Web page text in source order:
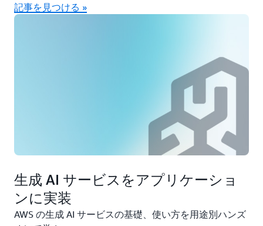
記事を見つける »
生成 AI サービスをアプリケーショ
ンに実装
AWS の生成 AI サービスの基礎、使い方を用途別ハンズ